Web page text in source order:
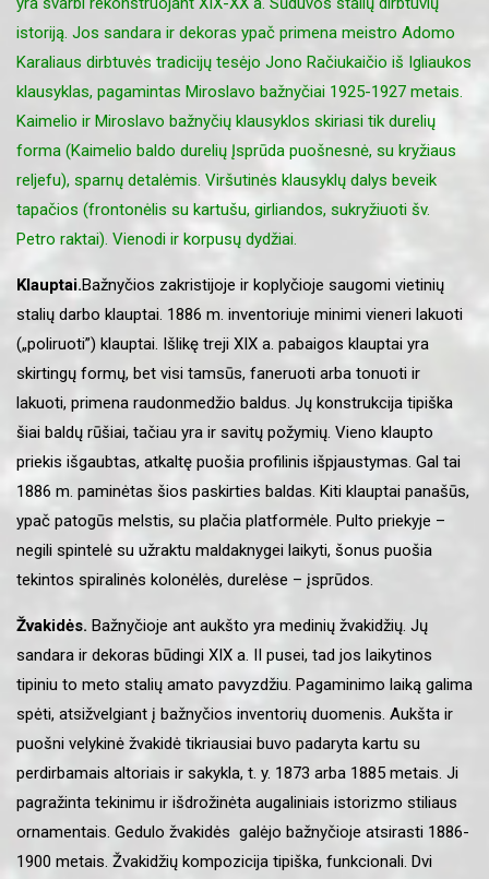
istoriją. Jos sandara ir dekoras ypač primena meistro Adomo
Karaliaus dirbtuvės tradicijų tesėjo Jono Račiukaičio iš Igliaukos
klausyklas, pagamintas Miroslavo bažnyčiai 1925-1927 metais.
Kaimelio ir Miroslavo bažnyčių klausyklos skiriasi tik durelių
forma (Kaimelio baldo durelių Įsprūda puošnesnė, su kryžiaus
reljefu), sparnų detalėmis. Viršutinės klausyklų dalys beveik
tapačios (frontonėlis su kartušu, girliandos, sukryžiuoti šv.
Petro raktai). Vienodi ir korpusų dydžiai.
Klauptai.Bažnyčios zakristijoje ir koplyčioje saugomi vietinių
stalių darbo klauptai. 1886 m. inventoriuje minimi vieneri lakuoti
(„poliruoti”) klauptai. Išlikę treji XIX a. pabaigos klauptai yra
skirtingų formų, bet visi tamsūs, faneruoti arba tonuoti ir
lakuoti, primena raudonmedžio baldus. Jų konstrukcija tipiška
šiai baldų rūšiai, tačiau yra ir savitų požymių. Vieno klaupto
priekis išgaubtas, atkaltę puošia profilinis išpjaustymas. Gal tai
1886 m. paminėtas šios paskirties baldas. Kiti klauptai panašūs,
ypač patogūs melstis, su plačia platformėle. Pulto priekyje –
negili spintelė su užraktu maldaknygei laikyti, šonus puošia
tekintos spiralinės kolonėlės, durelėse – įsprūdos.
Žvakidės. Bažnyčioje ant aukšto yra medinių žvakidžių. Jų
sandara ir dekoras būdingi XIX a. II pusei, tad jos laikytinos
tipiniu to meto stalių amato pavyzdžiu. Pagaminimo laiką galima
spėti, atsižvelgiant į bažnyčios inventorių duomenis. Aukšta ir
puošni velykinė žvakidė tikriausiai buvo padaryta kartu su
perdirbamais altoriais ir sakykla, t. y. 1873 arba 1885 metais. Ji
pagražinta tekinimu ir išdrožinėta augaliniais istorizmo stiliaus
ornamentais. Gedulo žvakidės galėjo bažnyčioje atsirasti 1886-
1900 metais. Žvakidžių kompozicija tipiška, funkcionali. Dvi